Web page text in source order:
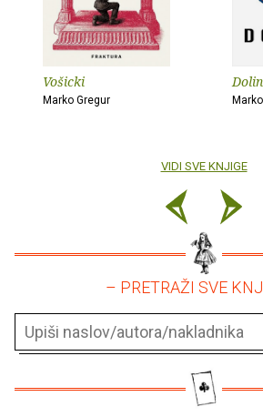
Vošicki
Marko Gregur
VIDI SVE KNJIGE
– PRETRAŽI SVE